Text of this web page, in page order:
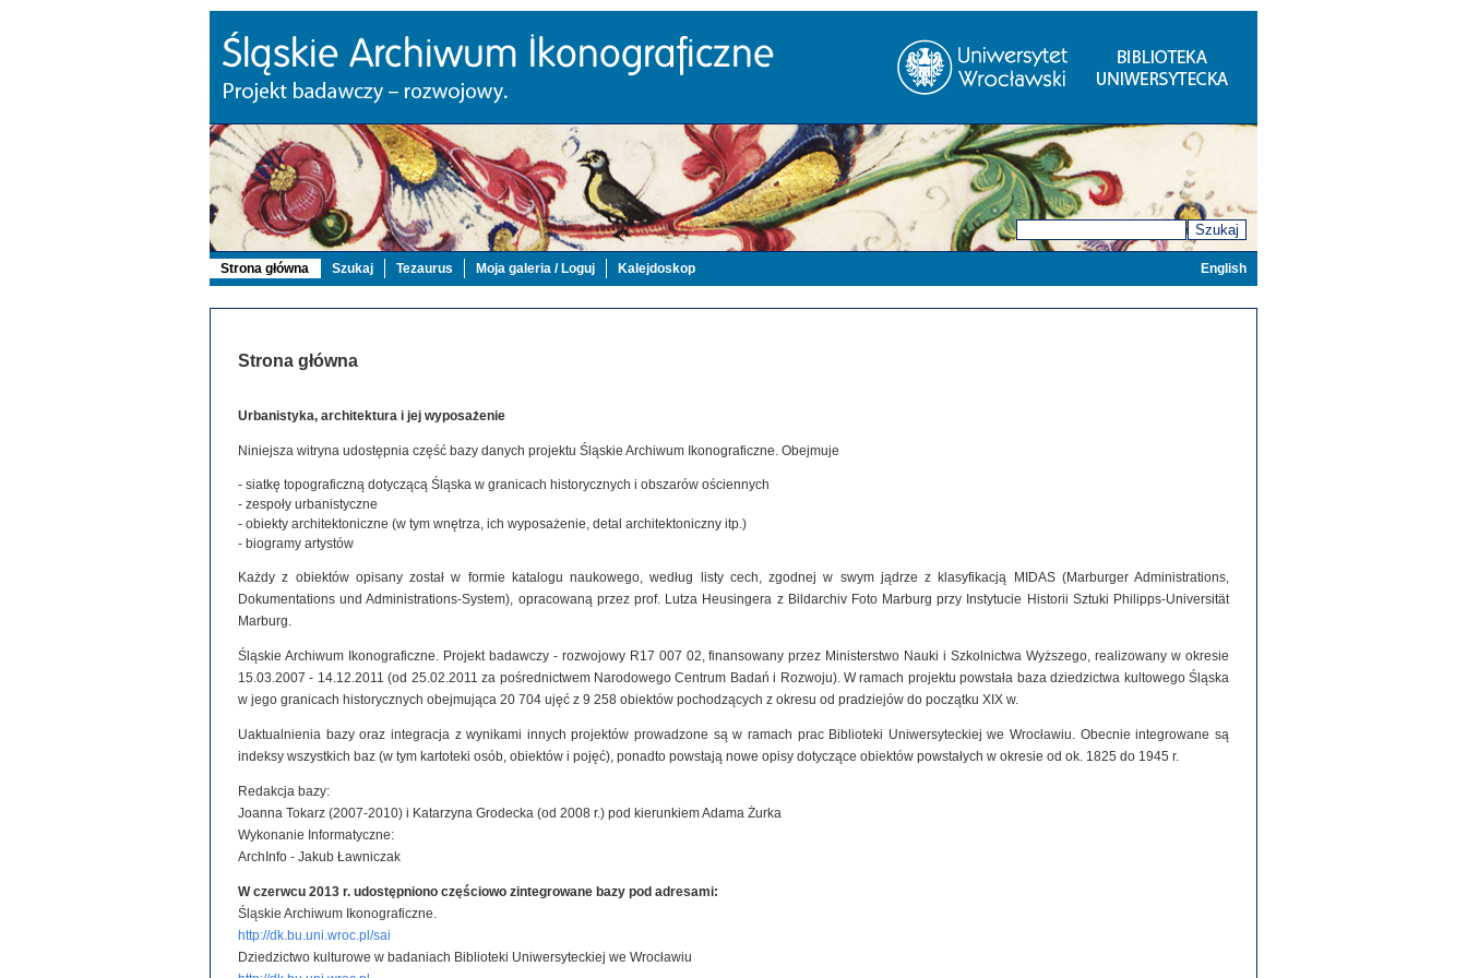
Szukaj
Strona główna Szukaj Tezaurus Moja galeria / Loguj Kalejdoskop English
Strona główna
Urbanistyka, architektura i jej wyposażenie
Niniejsza witryna udostępnia część bazy danych projektu Śląskie Archiwum Ikonograficzne. Obejmuje
- siatkę topograficzną dotyczącą Śląska w granicach historycznych i obszarów ościennych
- zespoły urbanistyczne
- obiekty architektoniczne (w tym wnętrza, ich wyposażenie, detal architektoniczny itp.)
- biogramy artystów
Każdy z obiektów opisany został w formie katalogu naukowego, według listy cech, zgodnej w swym jądrze z klasyfikacją MIDAS (Marburger Administrations,
Dokumentations und Administrations-System), opracowaną przez prof. Lutza Heusingera z Bildarchiv Foto Marburg przy Instytucie Historii Sztuki Philipps-Universität
Marburg.
Śląskie Archiwum Ikonograficzne. Projekt badawczy - rozwojowy R17 007 02, finansowany przez Ministerstwo Nauki i Szkolnictwa Wyższego, realizowany w okresie
15.03.2007 - 14.12.2011 (od 25.02.2011 za pośrednictwem Narodowego Centrum Badań i Rozwoju). W ramach projektu powstała baza dziedzictwa kultowego Śląska
w jego granicach historycznych obejmująca 20 704 ujęć z 9 258 obiektów pochodzących z okresu od pradziejów do początku XIX w.
Uaktualnienia bazy oraz integracja z wynikami innych projektów prowadzone są w ramach prac Biblioteki Uniwersyteckiej we Wrocławiu. Obecnie integrowane są
indeksy wszystkich baz (w tym kartoteki osób, obiektów i pojęć), ponadto powstają nowe opisy dotyczące obiektów powstałych w okresie od ok. 1825 do 1945 r.
Redakcja bazy:
Joanna Tokarz (2007-2010) i Katarzyna Grodecka (od 2008 r.) pod kierunkiem Adama Żurka
Wykonanie Informatyczne:
ArchInfo - Jakub Ławniczak
W czerwcu 2013 r. udostępniono częściowo zintegrowane bazy pod adresami:
Śląskie Archiwum Ikonograficzne.
http://dk.bu.uni.wroc.pl/sai
Dziedzictwo kulturowe w badaniach Biblioteki Uniwersyteckiej we Wrocławiu